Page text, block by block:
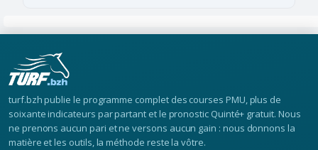
turf.bzh publie le programme complet des courses PMU, plus de
soixante indicateurs par partant et le pronostic Quinté+ gratuit. Nous
ne prenons aucun pari et ne versons aucun gain : nous donnons la
matière et les outils, la méthode reste la vôtre.